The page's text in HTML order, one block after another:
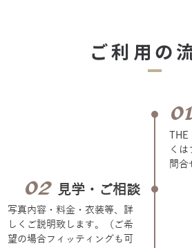
ご利用の
01
く
問合
02 見学・ご相談
写真内容・料金・衣装等、詳
しくご説明致します。（ご希
望の場合フィッティングも可